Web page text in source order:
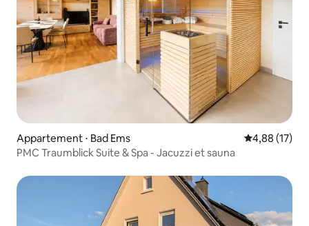
Appartement ⋅ Bad Ems Évaluation
4,88 (17)
PMC Traumblick Suite & Spa - Jacuzzi et sauna